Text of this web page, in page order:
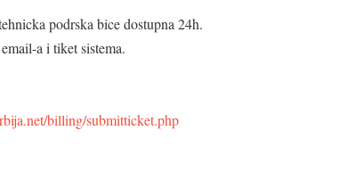
podrska bice dostupna 24h.
a i tiket sistema.
billing/submitticket.php